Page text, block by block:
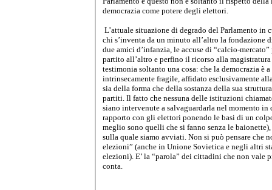
democrazia come potere degli elettori.
L’attuale situazione di degrado del Parlamento in
chi s’inventa da un minuto all’altro la fondazione
due amici d’infanzia, le accuse di “calcio-
partito all’altro e perfino il ricorso alla
testimonia soltanto una cosa: che la democrazia è
intrinsecamente fragile, affidato esclusivamente
sia della forma che della sostanza della sua
partiti. Il fatto che nessuna delle istituzioni
siano intervenute a salvaguardarla nel momento
rapporto con gli elettori ponendo le basi di un
meglio sono quelli che si fanno senza le
sulla quale siamo avviati. Non si può pensare che
elezioni” (anche in Unione Sovietica e negli altri
elezioni). E’ la “parola” dei cittadini che non vale
conta.